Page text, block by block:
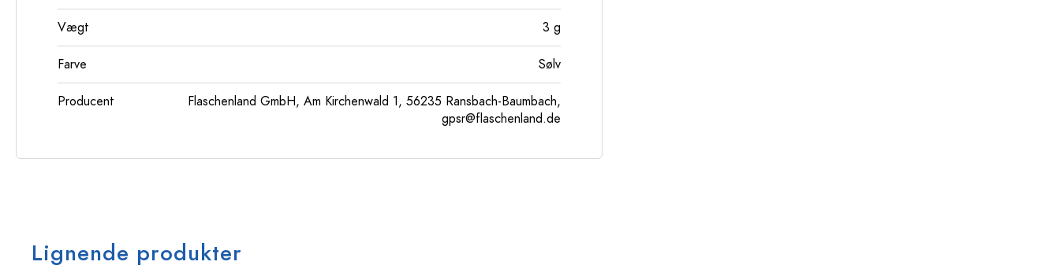
Vægt 3 g
Farve Sølv
Producent
Flaschenland GmbH, Am Kirchenwald 1, 56235 Ransbach-Baumbach,
gpsr@flaschenland.de
Lignende produkter